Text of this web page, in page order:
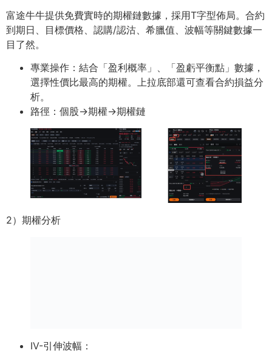
富途⽜⽜提供免費實時的期權鏈數據，採⽤T字型佈局。合約
到期⽇、⽬標價格、認購/認沽、希臘值、波幅等關鍵數據⼀
⽬了然。
專業操作：結合「盈利概率」、「盈虧平衡點」數據，
選擇性價⽐最⾼的期權。上拉底部還可查看合約損益分
析。
路徑：個股→期權→期權鏈
2）期權分析
IV-引伸波幅：